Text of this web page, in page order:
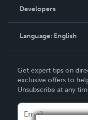
Podcast
Order Lookup
Knowledge Base
Contact Support
Developers
Language: English
Deutsch
Français
Get expert tips on
exclusive offers to
Unsubscribe at any